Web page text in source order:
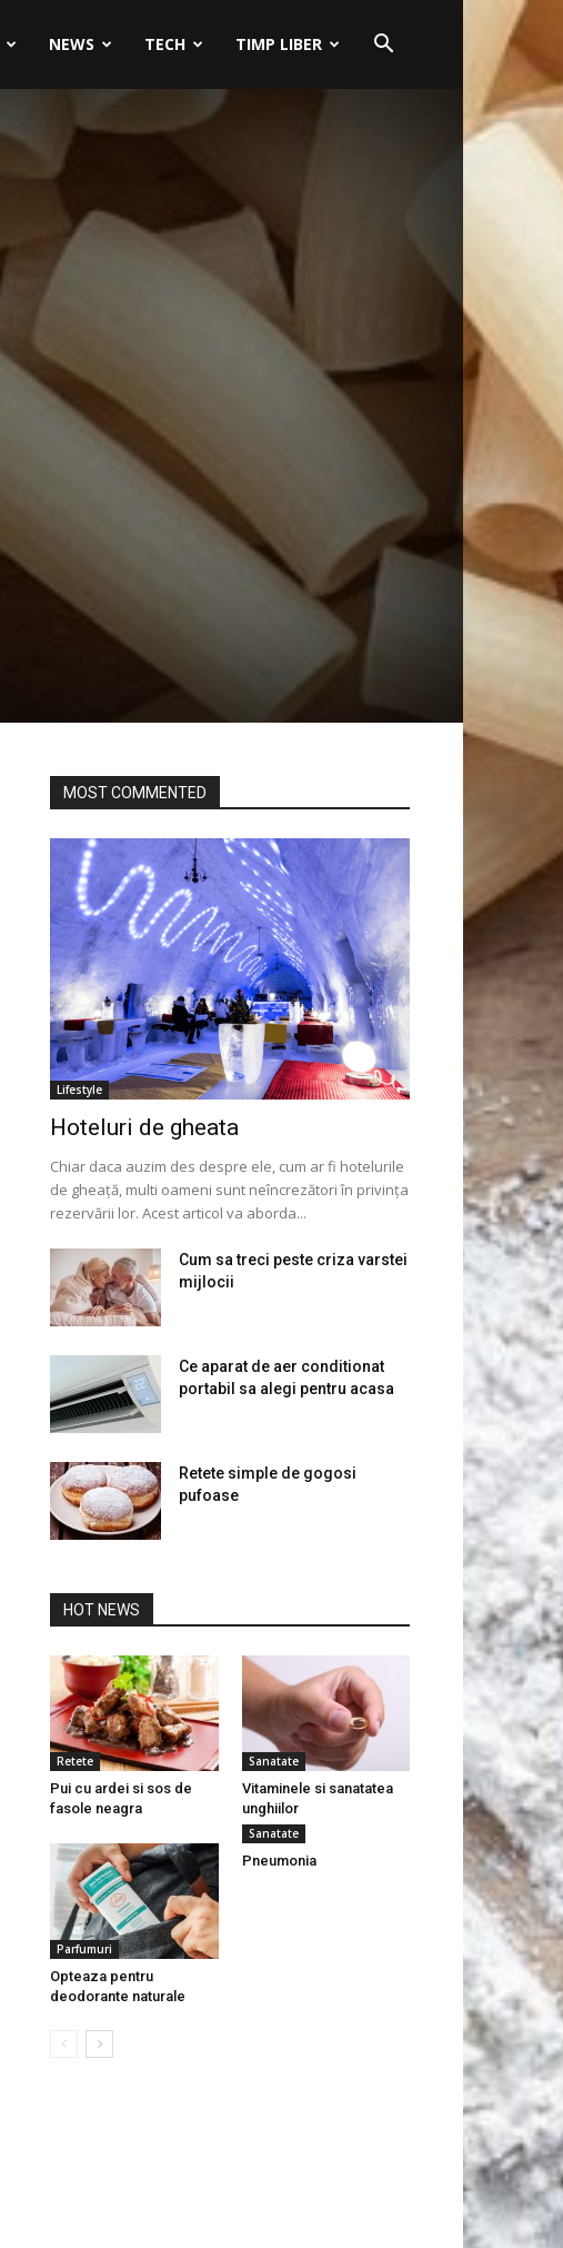
NEWS TECH TIMP LIBER
MOST COMMENTED
Lifestyle
Hoteluri de gheata
Chiar daca auzim des despre ele, cum ar fi hotelurile
de gheață, multi oameni sunt neîncrezători în privința
rezervării lor. Acest articol va aborda...
Cum sa treci peste criza varstei
mijlocii
Ce aparat de aer conditionat
portabil sa alegi pentru acasa
Retete simple de gogosi
pufoase
HOT NEWS
Retete
Pui cu ardei si sos de
fasole neagra
Sanatate
Vitaminele si sanatatea
unghiilor
Parfumuri
Opteaza pentru
deodorante naturale
Sanatate
Pneumonia